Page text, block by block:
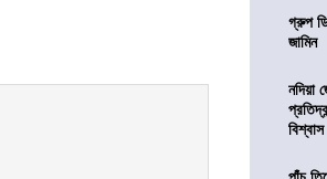
গ্রুপ ডি
জামিন
নদিয়া
বিশ্বাস